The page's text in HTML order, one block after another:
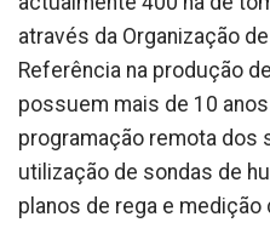
através da Organização
Referência na produção
possuem mais de 10
programação remota dos
utilização de sondas de
planos de rega e